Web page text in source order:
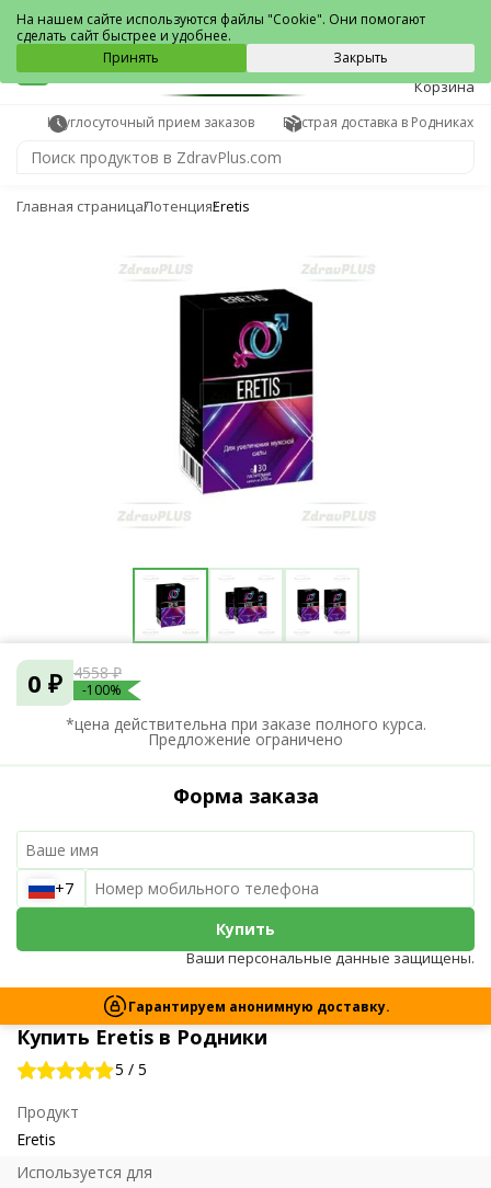
Родники
0
Корзина
Круглосуточный прием заказов Быстрая доставка в Родниках
Главная страницаПотенцияEretis
Купить Eretis в Родники
5 / 5
Продукт
Eretis
Используется для
0 ₽ 4558 ₽
-100%
*цена действительна при заказе полного курса.
Предложение ограничено
Форма заказа
+7
Купить
Ваши персональные данные защищены.
Гарантируем анонимную доставку.
На нашем сайте используются файлы "Cookie". Они помогают
сделать сайт быстрее и удобнее.
Принять
Закрыть